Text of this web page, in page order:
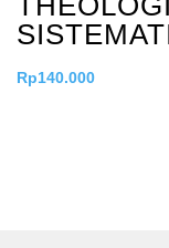
Rp140.000